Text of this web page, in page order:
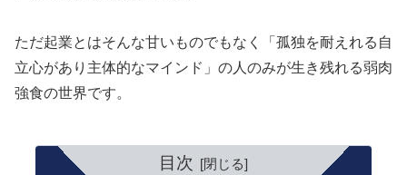
ただ起業とはそんな甘いものでもなく「孤独を耐えれる自
立心があり主体的なマインド」の人のみが生き残れる弱肉
強食の世界です。
目次